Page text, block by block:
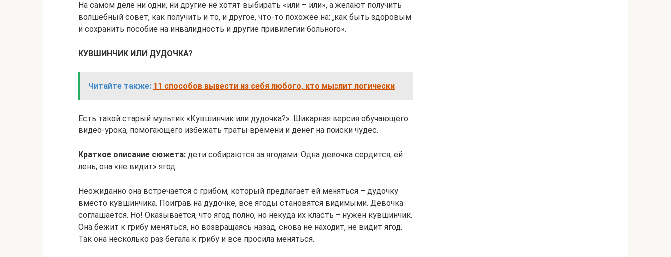
На самом деле ни одни, ни другие не хотят выбирать «или – или», а желают получить
волшебный совет, как получить и то, и другое, что-то похожее на: „как быть здоровым
и сохранить пособие на инвалидность и другие привилегии больного».
КУВШИНЧИК ИЛИ ДУДОЧКА?
Читайте также: 11 способов вывести из себя любого, кто мыслит логически
Есть такой старый мультик «Кувшинчик или дудочка?». Шикарная версия обучающего
видео-урока, помогающего избежать траты времени и денег на поиски чудес.
Краткое описание сюжета: дети собираются за ягодами. Одна девочка сердится, ей
лень, она «не видит» ягод.
Неожиданно она встречается с грибом, который предлагает ей меняться – дудочку
вместо кувшинчика. Поиграв на дудочке, все ягоды становятся видимыми. Девочка
соглашается. Но! Оказывается, что ягод полно, но некуда их класть – нужен кувшинчик.
Она бежит к грибу меняться, но возвращаясь назад, снова не находит, не видит ягод.
Так она несколько раз бегала к грибу и все просила меняться.